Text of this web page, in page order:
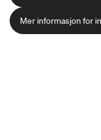
Mer informasjon for
Mer informasjon for